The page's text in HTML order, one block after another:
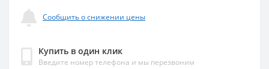
Сообщить о снижении цены
Купить в один клик
Введите номер телефона и мы перезвоним